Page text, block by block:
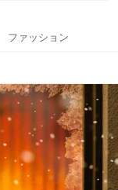
ファッション